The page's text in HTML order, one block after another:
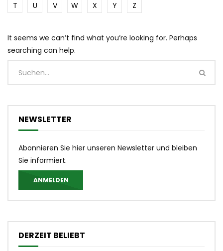
T
U V W X Y Z
It seems we can’t find what you’re looking for. Perhaps
searching can help.
NEWSLETTER
Abonnieren Sie hier unseren Newsletter und bleiben
Sie informiert.
ANMELDEN
DERZEIT BELIEBT